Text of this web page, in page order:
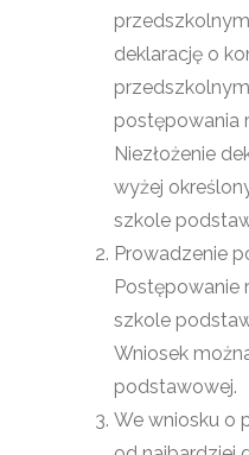
deklarację o
postępowania
Niezłożenie
wyżej
szkole
Prowadzenie
Postępowanie
szkole
Wniosek
podstawowej.
We wniosku o